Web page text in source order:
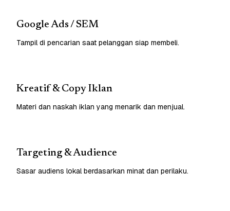
Google Ads / SEM
Tampil di pencarian saat pelanggan siap membeli.
Kreatif & Copy Iklan
Materi dan naskah iklan yang menarik dan menjual.
Targeting & Audience
Sasar audiens lokal berdasarkan minat dan perilaku.